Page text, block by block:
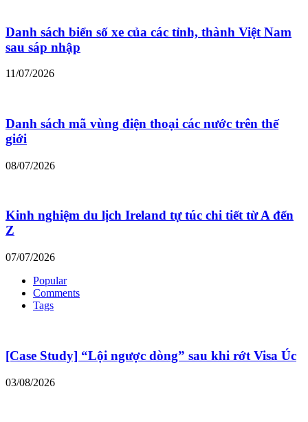
Danh sách biển số xe của các tỉnh, thành Việt Nam
sau sáp nhập
11/07/2026
Danh sách mã vùng điện thoại các nước trên thế
giới
08/07/2026
Kinh nghiệm du lịch Ireland tự túc chi tiết từ A đến
Z
07/07/2026
Popular
Comments
Tags
[Case Study] “Lội ngược dòng” sau khi rớt Visa Úc
03/08/2026